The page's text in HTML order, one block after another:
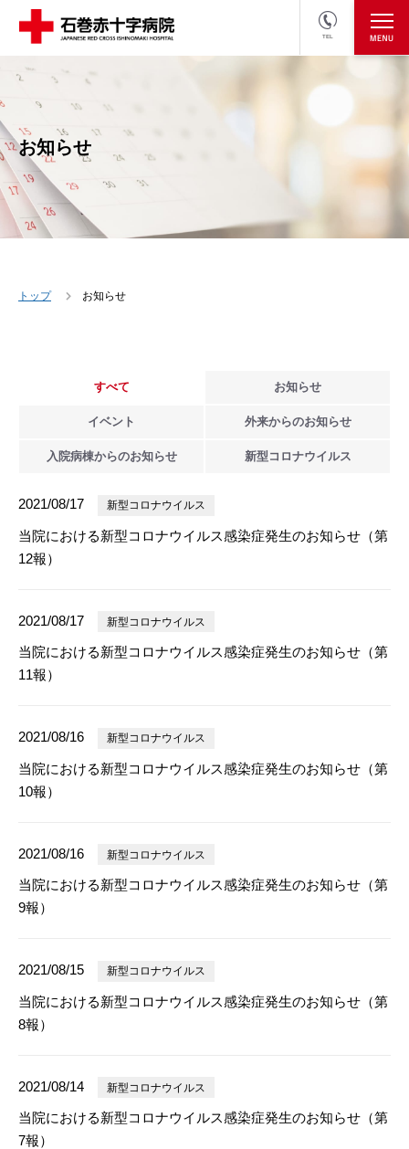
TEL
医療関係者の方
お知らせ
トップ お知らせ
すべて お知らせ
イベント 外来からのお知らせ
入院病棟からのお知らせ 新型 コロナウイルス
2021/08/17 新型コロナウイルス
当院における新型コロナウイルス感染症発生のお知らせ（第
12報）
2021/08/17 新型コロナウイルス
当院における新型コロナウイルス感染症発生のお知らせ（第
11報）
2021/08/16 新型コロナウイルス
当院における新型コロナウイルス感染症発生のお知らせ（第
10報）
2021/08/16 新型コロナウイルス
当院における新型コロナウイルス感染症発生のお知らせ（第
9報）
2021/08/15 新型コロナウイルス
当院における新型コロナウイルス感染症発生のお知らせ（第
8報）
2021/08/14 新型コロナウイルス
当院における新型コロナウイルス感染症発生のお知らせ（第
7報）